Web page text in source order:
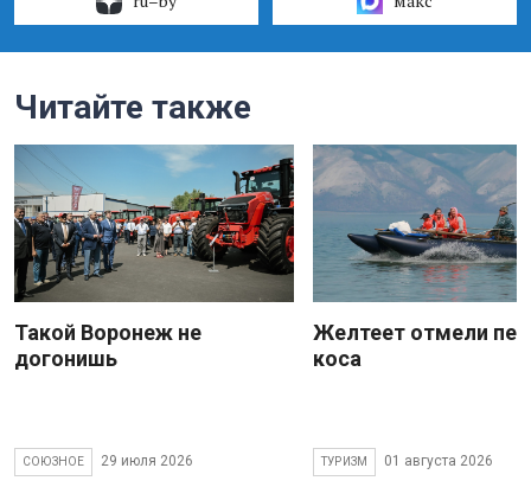
Читайте также
Такой Воронеж не
догонишь
СОЮЗНОЕ 29 июля 2026
Желтеет отмели
коса
ТУРИЗМ 01 августа 2026